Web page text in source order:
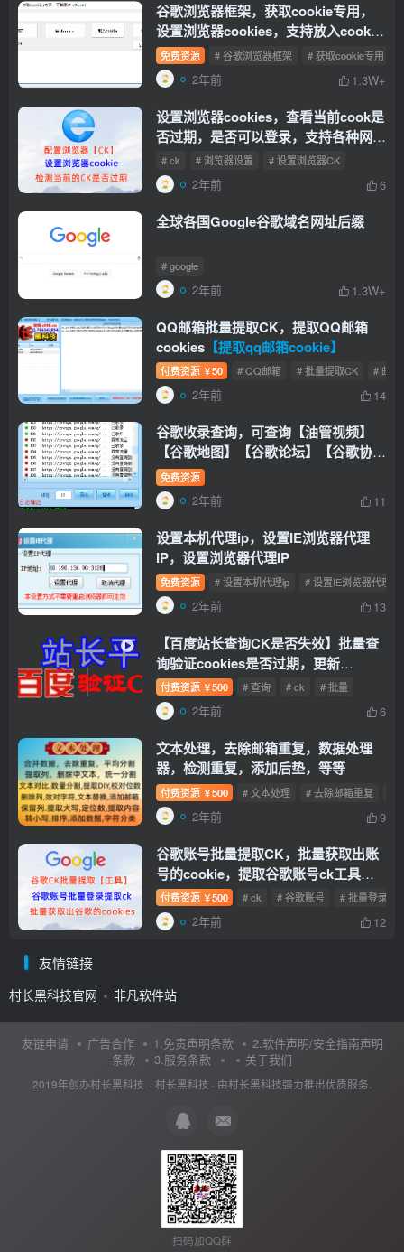
谷歌浏览器框架，获取cookie专用，
设置浏览器cookies，支持放入cookie
登录，无须账号即可登录
【获取
cookie专用】
免费资源 # 谷歌浏览器框架 # 获取cookie专用
2年前 1.3W+
设置浏览器cookies，查看当前cook是
否过期，是否可以登录，支持各种网站
设置cookies，CK植入浏览器【CK植
入浏览器】
# ck # 浏览器设置 # 设置浏览器CK
2年前 6
全球各国Google谷歌域名网址后缀
# google
2年前 1.3W+
QQ邮箱批量提取CK，提取QQ邮箱
cookies 【提取qq邮箱cookie】
付费资源 ￥50 # QQ邮箱 # 批量提取CK # 邮
2年前 14
谷歌收录查询，可查询【油管视频】
【谷歌地图】【谷歌论坛】【谷歌协
作】【个人网站查询】【其他网站收录
情况】[谷歌收录批量查询]
免费资源
2年前 11
设置本机代理ip，设置IE浏览器代理
IP，设置浏览器代理IP
免费资源 # 设置本机代理ip # 设置IE浏览器代理IP
2年前 13
【百度站长查询CK是否失效】批量查
询验证cookies是否过期，更新
cookies
付费资源 ￥500 # 查询 # ck # 批量
2年前 6
文本处理，去除邮箱重复，数据处理
器，检测重复，添加后垫，等等
付费资源 ￥500 # 文本处理 # 去除邮箱重复
2年前 9
谷歌账号批量提取CK，批量获取出账
号的cookie，提取谷歌账号ck工具
【提取谷歌CK工具】
付费资源 ￥500 # ck # 谷歌账号 # 批量登录
2年前 12
友情链接
村长黑科技官网 非凡软件站
友链申请 广告合作 1.免责声明条款
2.软件声明/安全指南声明
条款
3.服务条款 关于我们
2019年创办村长黑科技 · 村长黑科技 · 由村长黑科技强力推出优质服务.
扫码加QQ群